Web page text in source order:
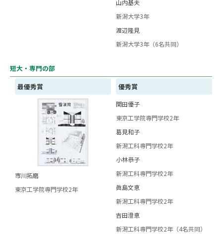
山内基夫
新潟大学3年
渡辺隆見
新潟大学3年（6名共同）
短大・専門の部
最優秀賞
市川拓磨
東京工学院専門学校2年
優秀賞
関田優子
東京工学院専門学校2年
葛見和子
新潟工科専門学校2年
小林恭子
新潟工科専門学校2年
眞島文恵
新潟工科専門学校2年
吉田澄恵
新潟工科専門学校2年（4名共同）